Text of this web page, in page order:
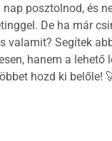
nap posztolnod, és
De ha már
valamit? Segítek
hanem a lehető
hozd ki belőle!